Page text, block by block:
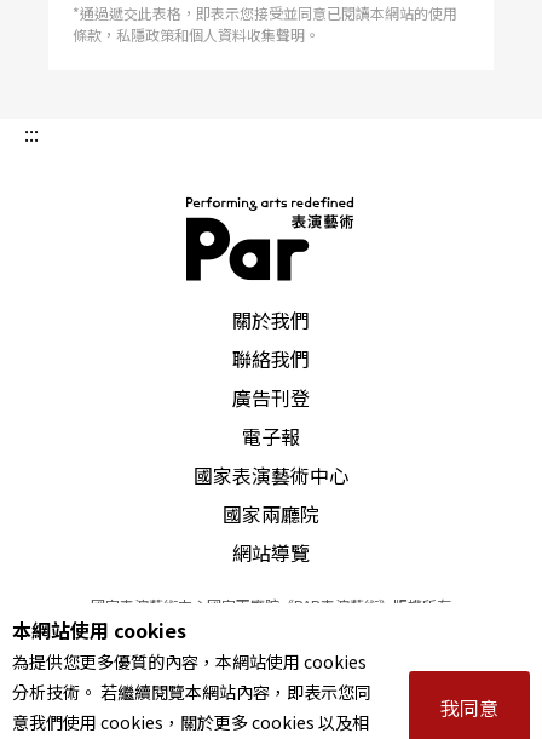
*通過遞交此表格，即表示您接受並同意已閱讀本網站的使用
條款，私隱政策和個人資料收集聲明。
:::
關於我們
聯絡我們
廣告刊登
電子報
國家表演藝術中心
國家兩廳院
網站導覽
國家表演藝術中心國家兩廳院《PAR表演藝術》版權所有
© 2022Performing arts redefined. All Rights Reserved
統一編號 Tax Id number 00973926
本站所提供相關演出資訊，如有異動應以主辦單位公告為準。
服務條款｜隱私權聲明｜著作權聲明
本網站使用 cookies
為提供您更多優質的內容，本網站使用 cookies
分析技術。 若繼續閱覽本網站內容，即表示您同
意我們使用 cookies，關於更多 cookies 以及相
我同意